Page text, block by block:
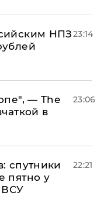
НПЗ23:14
— The
в
23:06
спутники
пятно у
ВСУ
22:21